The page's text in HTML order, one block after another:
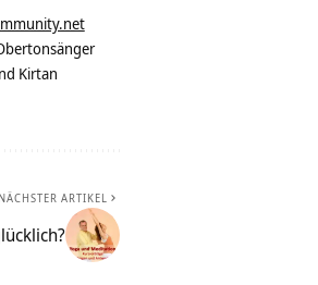
Kirtan
NÄCHSTER ARTIKEL